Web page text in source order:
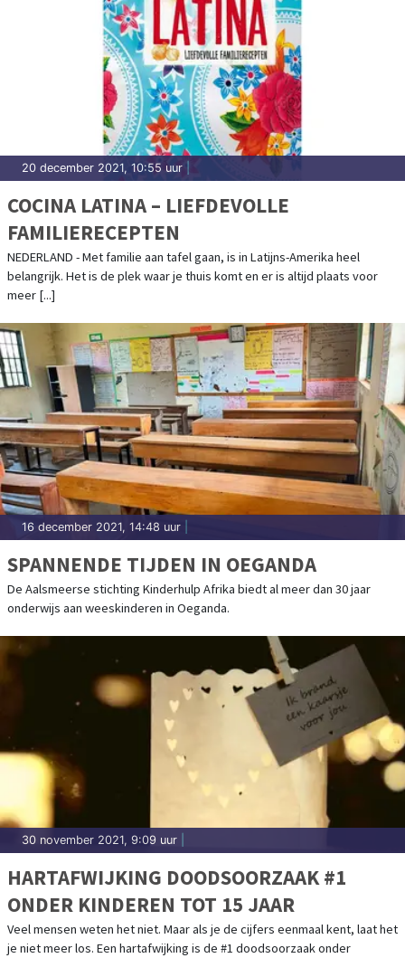
20 december 2021, 10:55 uur
COCINA LATINA – LIEFDEVOLLE
FAMILIERECEPTEN
NEDERLAND - Met familie aan tafel gaan, is in Latijns-Amerika heel
belangrijk. Het is de plek waar je thuis komt en er is altijd plaats voor
meer [...]
16 december 2021, 14:48 uur
SPANNENDE TIJDEN IN OEGANDA
De Aalsmeerse stichting Kinderhulp Afrika biedt al meer dan 30 jaar
onderwijs aan weeskinderen in Oeganda.
30 november 2021, 9:09 uur
HARTAFWIJKING DOODSOORZAAK #1
ONDER KINDEREN TOT 15 JAAR
Veel mensen weten het niet. Maar als je de cijfers eenmaal kent, laat het
je niet meer los. Een hartafwijking is de #1 doodsoorzaak onder